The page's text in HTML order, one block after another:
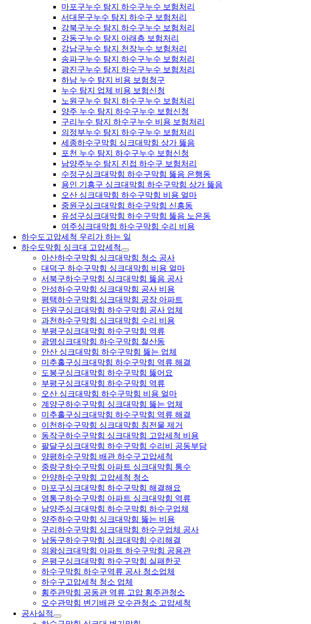
마포구누수 탐지 하수구누수 보험처리
서대문구누수 탐지 하수구 보험처리
강북구누수 탐지 하수구누수 보험처리
강동구누수 탐지 아래층 보험처리
강남구누수 탐지 천장누수 보험처리
송파구누수 탐지 하수구누수 보험처리
광진구누수 탐지 하수구누수 보험처리
하남 누수 탐지 비용 보험청구
누수 탐지 업체 비용 보험신청
노원구누수 탐지 하수구누수 보험처리
양주 누수 탐지 하수구누수 보험신청
구리누수 탐지 하수구누수 비용 보험처리
의정부누수 탐지 하수구누수 보험처리
세종하수구막힘 싱크대막힘 상가 뚫음
포천 누수 탐지 하수구누수 보험신청
남양주누수 탐지 진접 하수구 보험처리
수정구싱크대막힘 하수구막힘 뚫음 은행동
용인 기흥구 싱크대막힘 하수구막힘 상가 뚫음
오산 싱크대막힘 하수구막힘 비용 얼마
중원구싱크대막힘 하수구막힘 신흥동
유성구싱크대막힘 하수구막힘 뚫음 노은동
여주싱크대막힘 하수구막힘 수리 비용
하수도고압세척 우리가 하는 일
하수도막힘 싱크대 고압세척
아산하수구막힘 싱크대막힘 청소 공사
대덕구 하수구막힘 싱크대막힘 비용 얼마
서북구하수구막힘 싱크대막힘 뚫음 공사
안성하수구막힘 싱크대막힘 공사 비용
평택하수구막힘 싱크대막힘 공장 아파트
단원구싱크대막힘 하수구막힘 공사 업체
과천하수구막힘 싱크대막힘 수리 비용
부평구싱크대막힘 하수구막힘 역류
광명싱크대막힘 하수구막힘 철산동
안산 싱크대막힘 하수구막힘 뚫는 업체
미추홀구싱크대막힘 하수구막힘 역류 해결
도봉구싱크대막힘 하수구막힘 뚫어요
부평구싱크대막힘 하수구막힘 역류
오산 싱크대막힘 하수구막힘 비용 얼마
계양구하수구막힘 싱크대막힘 뚫는 업체
미추홀구싱크대막힘 하수구막힘 역류 해결
이천하수구막힘 싱크대막힘 침전물 제거
동작구하수구막힘 싱크대막힘 고압세척 비용
팔달구싱크대막힘 하수구막힘 수리비 공동부담
양평하수구막힘 배관 하수구고압세척
중랑구하수구막힘 아파트 싱크대막힘 통수
안양하수구막힘 고압세척 청소
마포구싱크대막힘 하수구막힘 해결해요
영통구하수구막힘 아파트 싱크대막힘 역류
남양주싱크대막힘 하수구막힘 하수구업체
양주하수구막힘 싱크대막힘 뚫는 비용
구리하수구막힘 싱크대막힘 하수구업체 공사
남동구하수구막힘 싱크대막힘 수리해결
의왕싱크대막힘 아파트 하수구막힘 공용관
은평구싱크대막힘 하수구막힘 실패한곳
하수구막힘 하수구역류 공사 청소업체
하수구고압세척 청소 업체
횡주관막힘 공동관 역류 고압 횡주관청소
오수관막힘 변기배관 오수관청소 고압세척
공사실적